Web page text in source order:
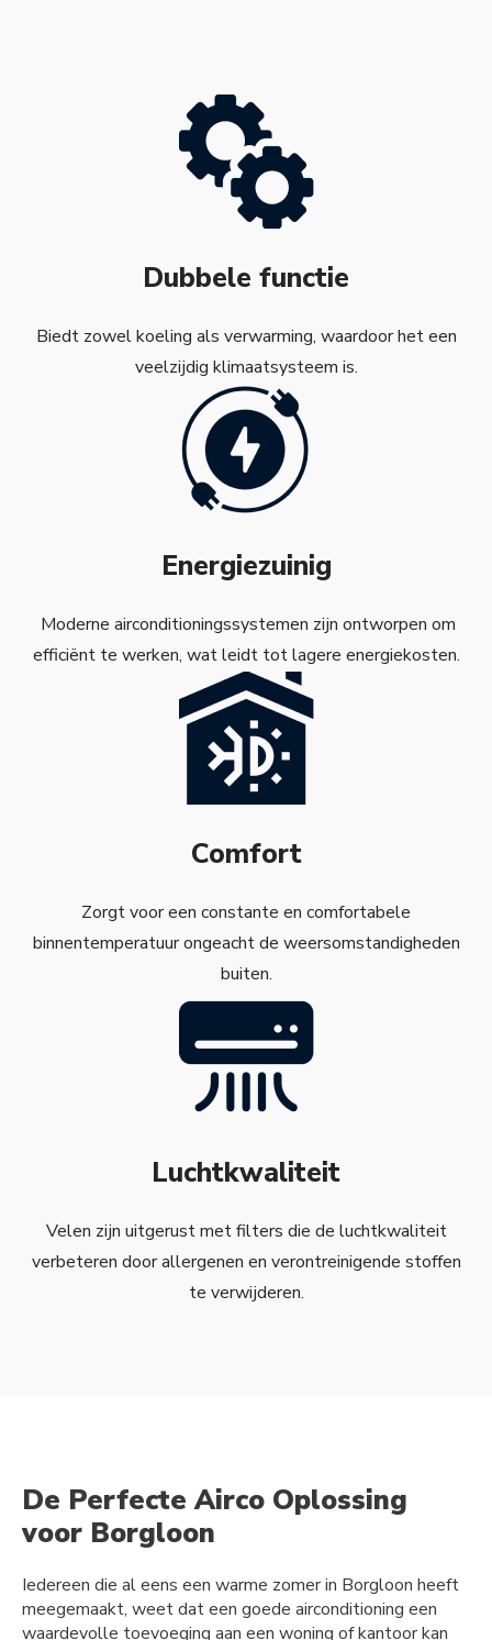
Dubbele functie
Biedt zowel koeling als verwarming, waardoor het een
veelzijdig klimaatsysteem is.
Energiezuinig
Moderne airconditioningssystemen zijn ontworpen om
efficiënt te werken, wat leidt tot lagere energiekosten.
Comfort
Zorgt voor een constante en comfortabele
binnentemperatuur ongeacht de weersomstandigheden
buiten.
Luchtkwaliteit
Velen zijn uitgerust met filters die de luchtkwaliteit
verbeteren door allergenen en verontreinigende stoffen
te verwijderen.
De Perfecte Airco Oplossing
voor Borgloon
Iedereen die al eens een warme zomer in Borgloon heeft
meegemaakt, weet dat een goede airconditioning een
waardevolle toevoeging aan een woning of kantoor kan